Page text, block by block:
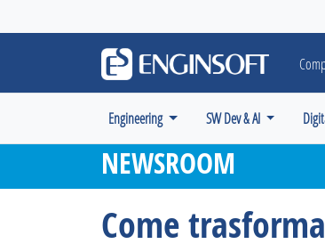
Engineering SW Dev & AI
NEWSROOM
Come
May we use cookies to